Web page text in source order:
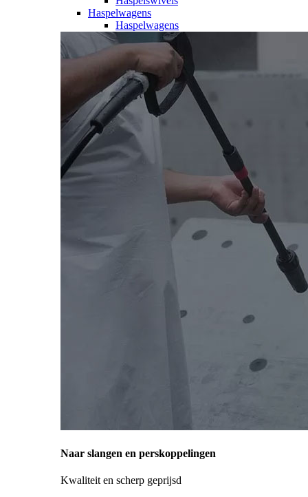
Haspelwagens
Haspelwagens
Naar slangen en perskoppelingen
Kwaliteit en scherp geprijsd